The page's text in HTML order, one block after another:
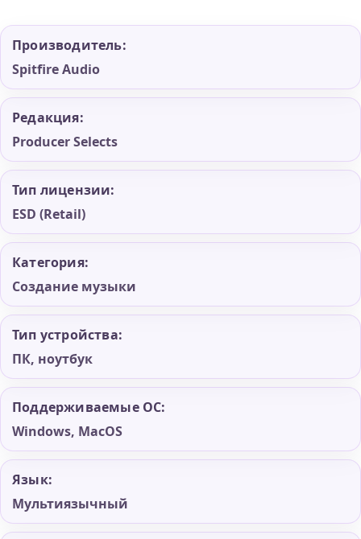
Производитель:
Spitfire Audio
Редакция:
Producer Selects
Тип лицензии:
ESD (Retail)
Категория:
Создание музыки
Тип устройства:
ПК, ноутбук
Поддерживаемые ОС:
Windows, MacOS
Язык:
Мультиязычный